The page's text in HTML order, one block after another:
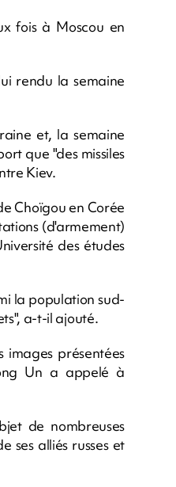
fois à Moscou en
rendu la semaine
et, la semaine
que "des missiles
Kiev.
Choïgou en Corée
(d'armement)
des études
la population sud-
a-t-il ajouté.
présentées
Un a appelé à
de nombreuses
ses alliés russes et